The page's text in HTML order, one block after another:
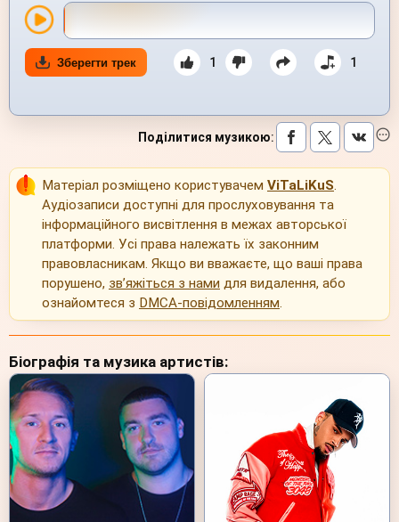
Зберегти трек 1 1
Поділитися музикою:
Матеріал розміщено користувачем ViTaLiKuS.
Аудіозаписи доступні для прослуховування та
інформаційного висвітлення в межах авторської
платформи. Усі права належать їх законним
правовласникам. Якщо ви вважаєте, що ваші права
порушено, зв’яжіться з нами для видалення, або
ознайомтеся з DMCA-повідомленням.
Біографія та музика артистів: